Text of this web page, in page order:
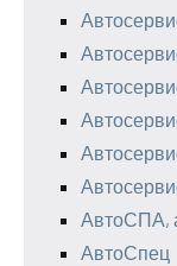
АвтоСПА,
АвтоСпец